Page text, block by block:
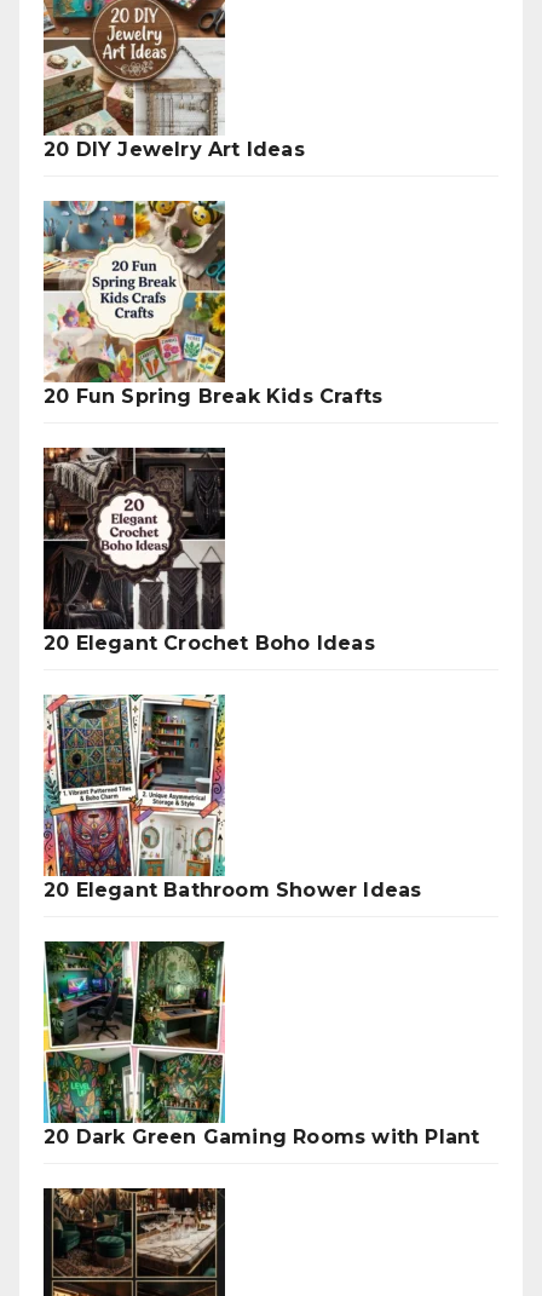
20 DIY Jewelry Art Ideas
20 Fun Spring Break Kids Crafts
20 Elegant Crochet Boho Ideas
20 Elegant Bathroom Shower Ideas
20 Dark Green Gaming Rooms with Plant